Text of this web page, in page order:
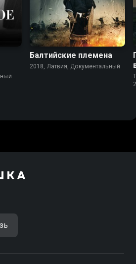
7.0
Балтийские племена
2018, Латвия, Документальный